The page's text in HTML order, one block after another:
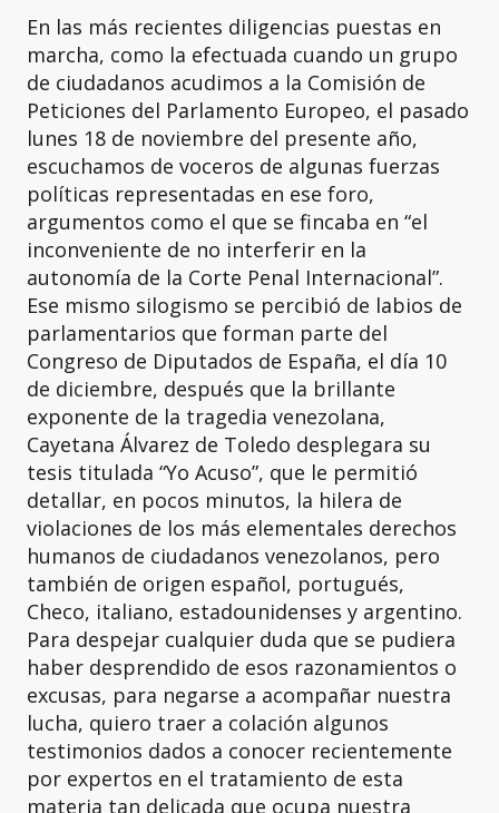
En las más recientes diligencias puestas en
marcha, como la efectuada cuando un grupo
de ciudadanos acudimos a la Comisión de
Peticiones del Parlamento Europeo, el pasado
lunes 18 de noviembre del presente año,
escuchamos de voceros de algunas fuerzas
políticas representadas en ese foro,
argumentos como el que se fincaba en “el
inconveniente de no interferir en la
autonomía de la Corte Penal Internacional”.
Ese mismo silogismo se percibió de labios de
parlamentarios que forman parte del
Congreso de Diputados de España, el día 10
de diciembre, después que la brillante
exponente de la tragedia venezolana,
Cayetana Álvarez de Toledo desplegara su
tesis titulada “Yo Acuso”, que le permitió
detallar, en pocos minutos, la hilera de
violaciones de los más elementales derechos
humanos de ciudadanos venezolanos, pero
también de origen español, portugués,
Checo, italiano, estadounidenses y argentino.
Para despejar cualquier duda que se pudiera
haber desprendido de esos razonamientos o
excusas, para negarse a acompañar nuestra
lucha, quiero traer a colación algunos
testimonios dados a conocer recientemente
por expertos en el tratamiento de esta
materia tan delicada que ocupa nuestra